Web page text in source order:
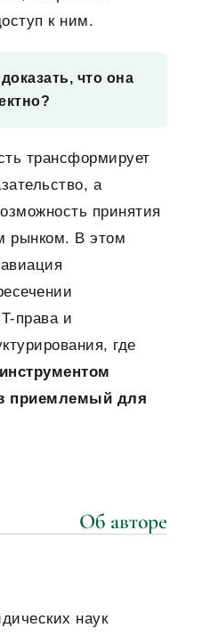
к ним.
что она
трансформирует
а
принятия
рынком. В этом
права и
где
приемлемый для
Об авторе
наук